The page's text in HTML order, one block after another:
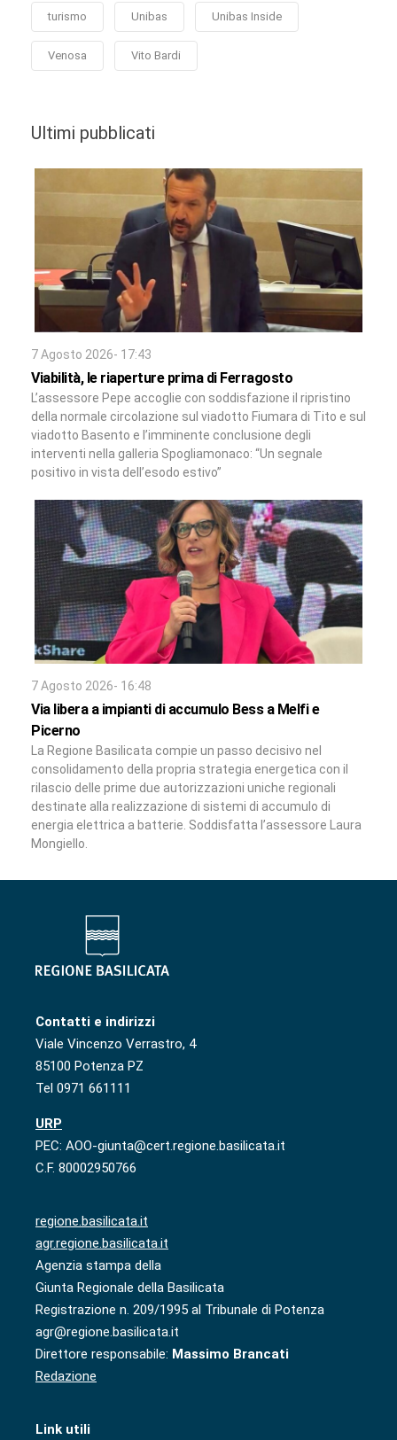
turismo Unibas Unibas Inside
Venosa Vito Bardi
Ultimi pubblicati
7 Agosto 2026- 17:43
Viabilità, le riaperture prima di Ferragosto
L’assessore Pepe accoglie con soddisfazione il ripristino
della normale circolazione sul viadotto Fiumara di Tito e sul
viadotto Basento e l’imminente conclusione degli
interventi nella galleria Spogliamonaco: “Un segnale
positivo in vista dell’esodo estivo”
7 Agosto 2026- 16:48
Via libera a impianti di accumulo Bess a Melfi e
Picerno
La Regione Basilicata compie un passo decisivo nel
consolidamento della propria strategia energetica con il
rilascio delle prime due autorizzazioni uniche regionali
destinate alla realizzazione di sistemi di accumulo di
energia elettrica a batterie. Soddisfatta l’assessore Laura
Mongiello.
Contatti e indirizzi
Viale Vincenzo Verrastro, 4
85100 Potenza PZ
Tel 0971 661111
URP
PEC: AOO-giunta@cert.regione.basilicata.it
C.F. 80002950766
regione.basilicata.it
agr.regione.basilicata.it
Agenzia stampa della
Giunta Regionale della Basilicata
Registrazione n. 209/1995 al Tribunale di Potenza
agr@regione.basilicata.it
Direttore responsabile: Massimo Brancati
Redazione
Link utili